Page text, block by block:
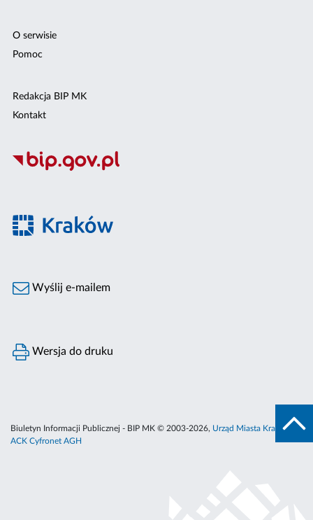
O serwisie
Pomoc
Redakcja BIP MK
Kontakt
Wyślij e-mailem
Wersja do druku
Biuletyn Informacji Publicznej - BIP MK © 2003-2026, Urząd Miasta Krakowa
ACK Cyfronet AGH